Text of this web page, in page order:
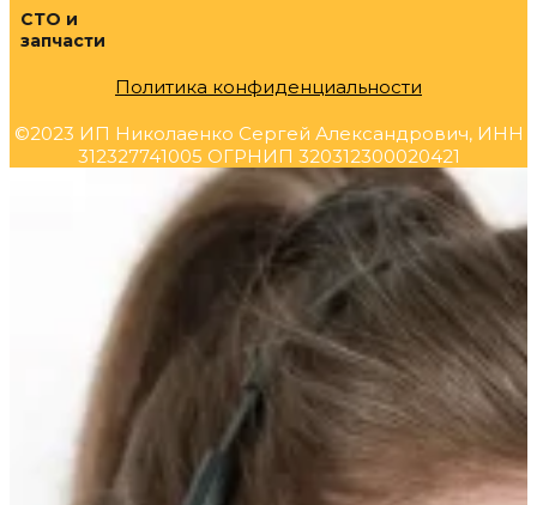
СТО и
запчасти
Политика конфиденциальности
©2023 ИП Николаенко Сергей Александрович, ИНН
312327741005 ОГРНИП 320312300020421